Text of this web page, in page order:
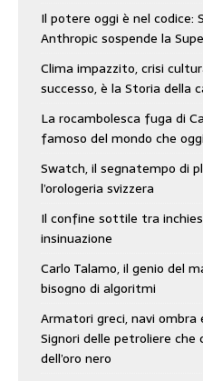
Il potere oggi è nel codice:
Anthropic sospende la
Clima impazzito, crisi
successo, è la Storia della
La rocambolesca fuga di
famoso del mondo che
Swatch, il segnatempo di
l’orologeria svizzera
Il confine sottile tra
insinuazione
Carlo Talamo, il genio del
bisogno di algoritmi
Armatori greci, navi ombra
Signori delle petroliere
dell’oro nero